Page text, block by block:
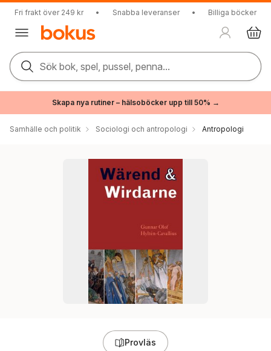
Fri frakt över 249 kr • Snabba leveranser • Billiga böcker
Sök bok, spel, pussel, penna...
Skapa nya rutiner – hälsoböcker upp till 50% →
Samhälle och politik Sociologi och antropologi Antropologi
Provläs